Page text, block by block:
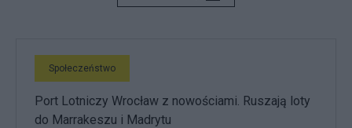
Społeczeństwo
Port Lotniczy Wrocław z nowościami. Ruszają loty
do Marrakeszu i Madrytu